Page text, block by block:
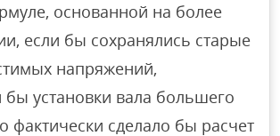
основанной на более
если бы сохранялись старые
напряжений,
бы установки вала большего
фактически сделало бы расчет